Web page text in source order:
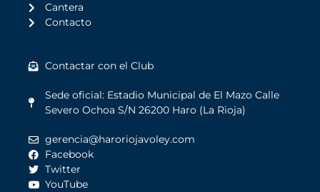
Cantera
Contacto
Contactar con el Club
Sede oficial: Estadio Municipal de El Mazo Calle
Severo Ochoa S/N 26200 Haro (La Rioja)
gerencia@haroriojavoley.com
Facebook
Twitter
YouTube